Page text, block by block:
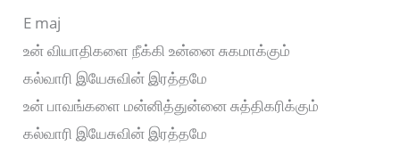
E maj
உன் வியாதிகளை நீக்கி உன்னை சுகமாக்கும்
கல்வாரி இயேசுவின் இரத்தமே
உன் பாவங்களை மன்னித்துன்னை சுத்திகரிக்கும்
கல்வாரி இயேசுவின் இரத்தமே